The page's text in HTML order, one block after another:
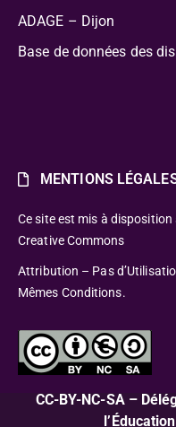
ADAGE – Dijon
Base de données des
MENTIONS
Ce site est mis à
Creative Commons
Attribution – Pas
Mêmes Conditions.
CC-BY-NC-SA –